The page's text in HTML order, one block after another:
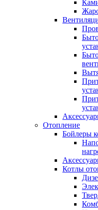
Отопление
Бойлеры
Котлы